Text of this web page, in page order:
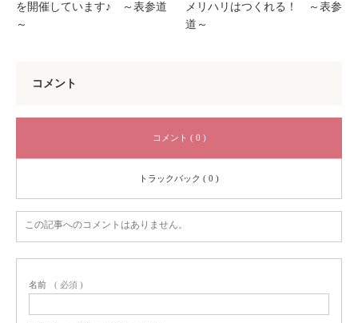
を開催しています♪ ～表参道
～
メリハリはつくれる！ ～表参
道～
コメント
コメント ( 0 )
トラックバック ( 0 )
この記事へのコメントはありません。
名前 ( 必須 )